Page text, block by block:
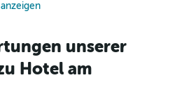
unserer
Hotel am